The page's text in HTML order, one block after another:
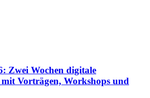
Zwei Wochen digitale
Vorträgen, Workshops und